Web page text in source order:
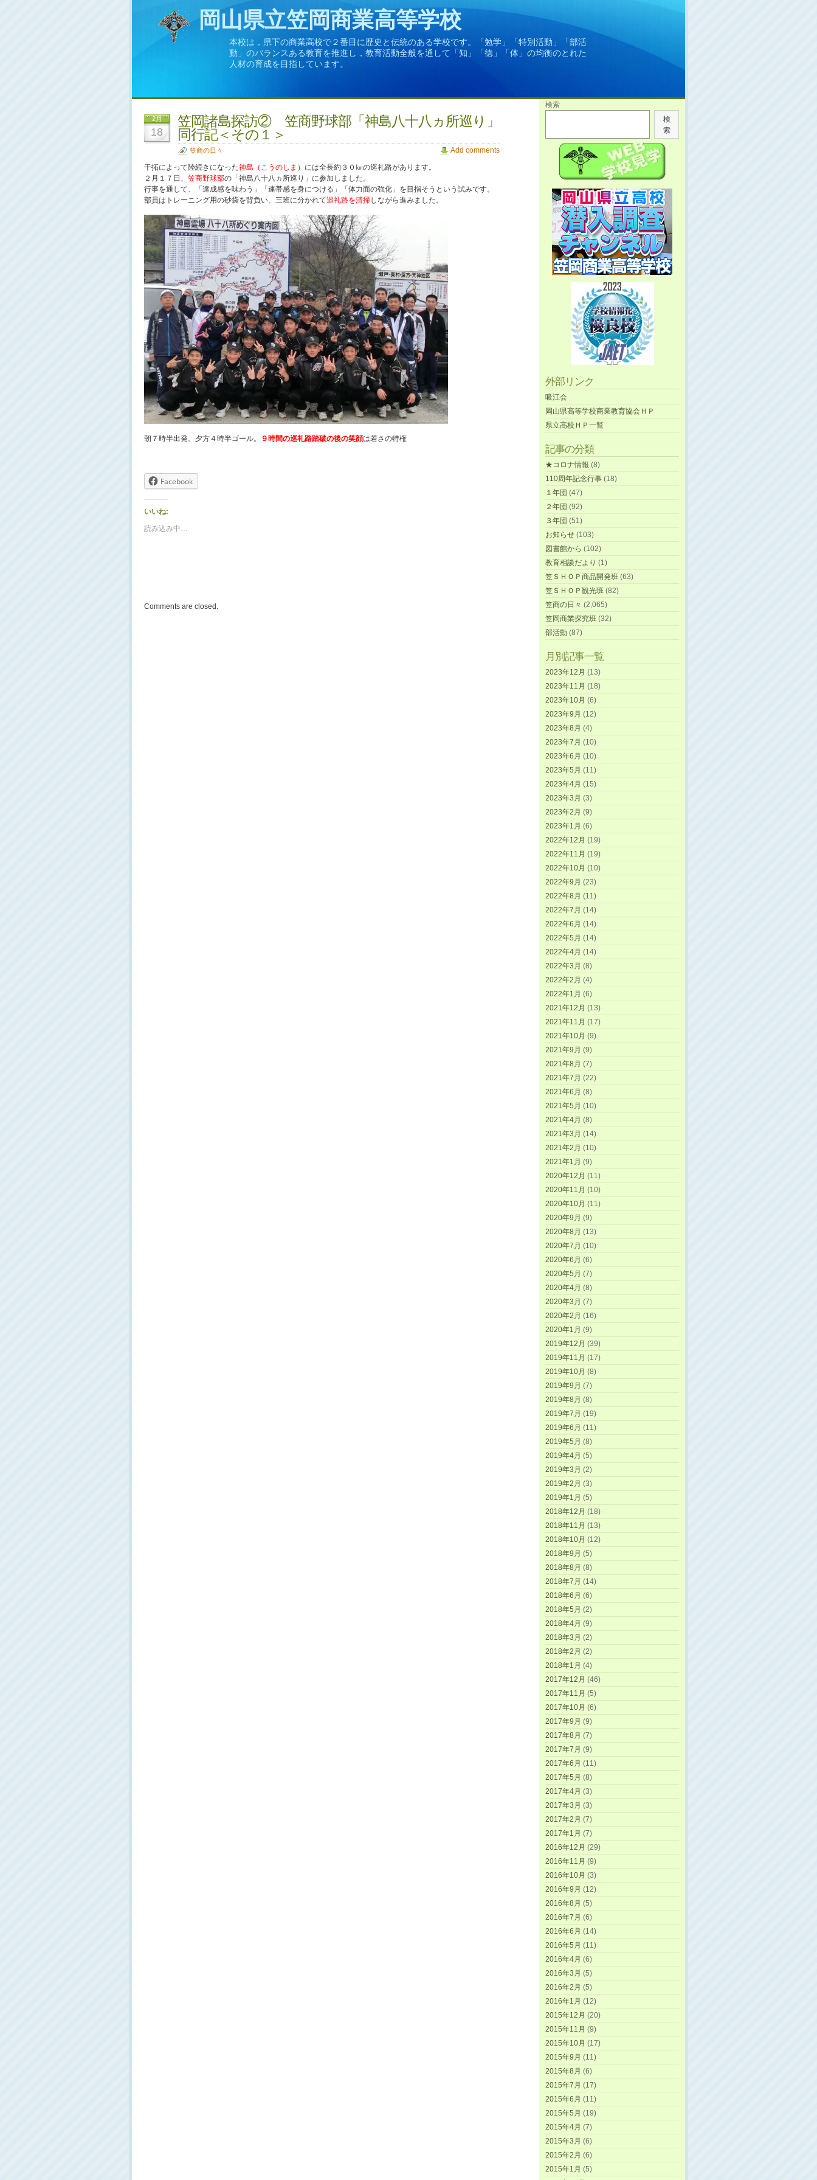
岡山県立笠岡商業高等学校
本校は，県下の商業高校で２番目に歴史と伝統のある学校です。「勉学」「特別活動」「部活
動」のバランスある教育を推進し，教育活動全般を通して「知」「徳」「体」の均衡のとれた
人材の育成を目指しています。
2月
18
笠岡諸島探訪② 笠商野球部「神島八十八ヵ所巡り」
同行記＜その１＞
笠商の日々
Add comments
干拓によって陸続きになった神島（こうのしま） には全長約３０㎞の巡礼路があります。
２月１７日、 笠商野球部の「神島八十八ヵ所巡り」に参加しました。
行事を通して、「達成感を味わう」「連帯感を身につける」「体力面の強化」を目指そうという試みです。
部員はトレーニング用の砂袋を背負い、三班に分かれて巡礼路を清掃しながら進みました。
朝７時半出発。夕方４時半ゴール。 ９時間の巡礼路踏破の後の笑顔は若さの特権
Facebook
いいね:
読み込み中…
Comments are closed.
検索
検
索
外部リンク
吸江会
岡山県高等学校商業教育協会ＨＰ
県立高校ＨＰ一覧
記事の分類
★コロナ情報 (8)
110周年記念行事 (18)
１年団 (47)
２年団 (92)
３年団 (51)
お知らせ (103)
図書館から (102)
教育相談だより (1)
笠ＳＨＯＰ商品開発班 (63)
笠ＳＨＯＰ観光班 (82)
笠商の日々 (2,065)
笠岡商業探究班 (32)
部活動 (87)
月別記事一覧
2023年12月 (13)
2023年11月 (18)
2023年10月 (6)
2023年9月 (12)
2023年8月 (4)
2023年7月 (10)
2023年6月 (10)
2023年5月 (11)
2023年4月 (15)
2023年3月 (3)
2023年2月 (9)
2023年1月 (6)
2022年12月 (19)
2022年11月 (19)
2022年10月 (10)
2022年9月 (23)
2022年8月 (11)
2022年7月 (14)
2022年6月 (14)
2022年5月 (14)
2022年4月 (14)
2022年3月 (8)
2022年2月 (4)
2022年1月 (6)
2021年12月 (13)
2021年11月 (17)
2021年10月 (9)
2021年9月 (9)
2021年8月 (7)
2021年7月 (22)
2021年6月 (8)
2021年5月 (10)
2021年4月 (8)
2021年3月 (14)
2021年2月 (10)
2021年1月 (9)
2020年12月 (11)
2020年11月 (10)
2020年10月 (11)
2020年9月 (9)
2020年8月 (13)
2020年7月 (10)
2020年6月 (6)
2020年5月 (7)
2020年4月 (8)
2020年3月 (7)
2020年2月 (16)
2020年1月 (9)
2019年12月 (39)
2019年11月 (17)
2019年10月 (8)
2019年9月 (7)
2019年8月 (8)
2019年7月 (19)
2019年6月 (11)
2019年5月 (8)
2019年4月 (5)
2019年3月 (2)
2019年2月 (3)
2019年1月 (5)
2018年12月 (18)
2018年11月 (13)
2018年10月 (12)
2018年9月 (5)
2018年8月 (8)
2018年7月 (14)
2018年6月 (6)
2018年5月 (2)
2018年4月 (9)
2018年3月 (2)
2018年2月 (2)
2018年1月 (4)
2017年12月 (46)
2017年11月 (5)
2017年10月 (6)
2017年9月 (9)
2017年8月 (7)
2017年7月 (9)
2017年6月 (11)
2017年5月 (8)
2017年4月 (3)
2017年3月 (3)
2017年2月 (7)
2017年1月 (7)
2016年12月 (29)
2016年11月 (9)
2016年10月 (3)
2016年9月 (12)
2016年8月 (5)
2016年7月 (6)
2016年6月 (14)
2016年5月 (11)
2016年4月 (6)
2016年3月 (5)
2016年2月 (5)
2016年1月 (12)
2015年12月 (20)
2015年11月 (9)
2015年10月 (17)
2015年9月 (11)
2015年8月 (6)
2015年7月 (17)
2015年6月 (11)
2015年5月 (19)
2015年4月 (7)
2015年3月 (6)
2015年2月 (6)
2015年1月 (5)